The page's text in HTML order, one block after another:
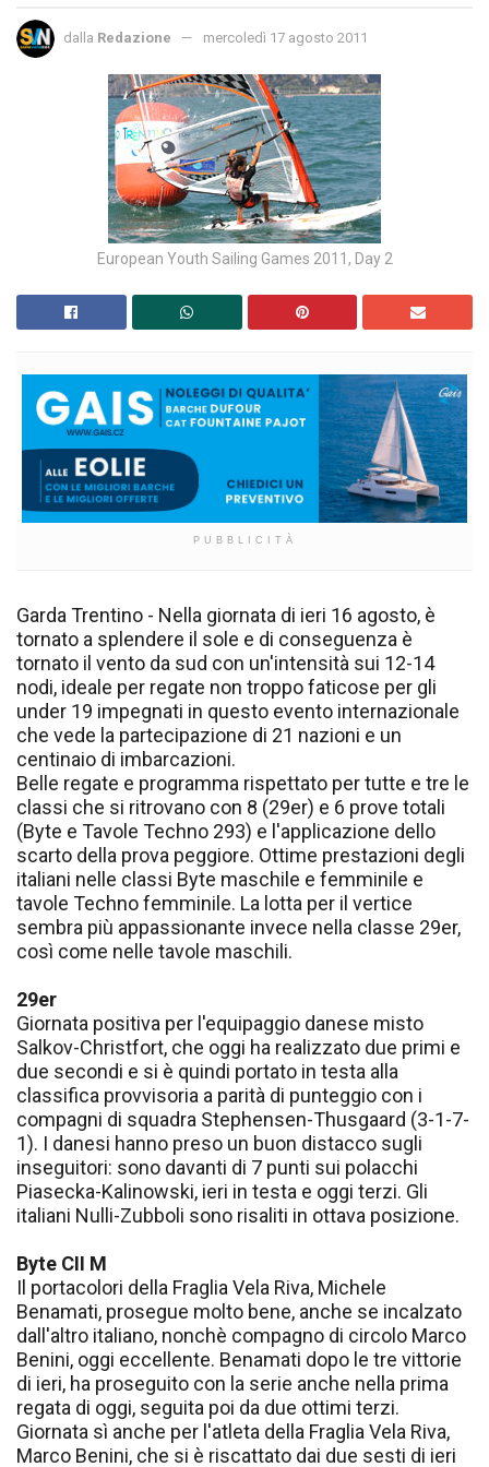
dalla Redazione mercoledì 17 agosto 2011
European Youth Sailing Games 2011, Day 2
PUBBLICITÀ
Garda Trentino - Nella giornata di ieri 16 agosto, è
tornato a splendere il sole e di conseguenza è
tornato il vento da sud con un'intensità sui 12-14
nodi, ideale per regate non troppo faticose per gli
under 19 impegnati in questo evento internazionale
che vede la partecipazione di 21 nazioni e un
centinaio di imbarcazioni.
Belle regate e programma rispettato per tutte e tre le
classi che si ritrovano con 8 (29er) e 6 prove totali
(Byte e Tavole Techno 293) e l'applicazione dello
scarto della prova peggiore. Ottime prestazioni degli
italiani nelle classi Byte maschile e femminile e
tavole Techno femminile. La lotta per il vertice
sembra più appassionante invece nella classe 29er,
così come nelle tavole maschili.
29er
Giornata positiva per l'equipaggio danese misto
Salkov-Christfort, che oggi ha realizzato due primi e
due secondi e si è quindi portato in testa alla
classifica provvisoria a parità di punteggio con i
compagni di squadra Stephensen-Thusgaard (3-1-7-
1). I danesi hanno preso un buon distacco sugli
inseguitori: sono davanti di 7 punti sui polacchi
Piasecka-Kalinowski, ieri in testa e oggi terzi. Gli
italiani Nulli-Zubboli sono risaliti in ottava posizione.
Byte CII M
Il portacolori della Fraglia Vela Riva, Michele
Benamati, prosegue molto bene, anche se incalzato
dall'altro italiano, nonchè compagno di circolo Marco
Benini, oggi eccellente. Benamati dopo le tre vittorie
di ieri, ha proseguito con la serie anche nella prima
regata di oggi, seguita poi da due ottimi terzi.
Giornata sì anche per l'atleta della Fraglia Vela Riva,
Marco Benini, che si è riscattato dai due sesti di ieri